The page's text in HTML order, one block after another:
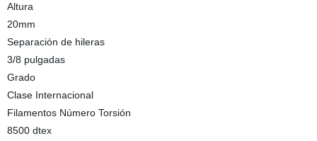
Altura
20mm
Separación de hileras
3/8 pulgadas
Grado
Clase Internacional
Filamentos Número Torsión
8500 dtex